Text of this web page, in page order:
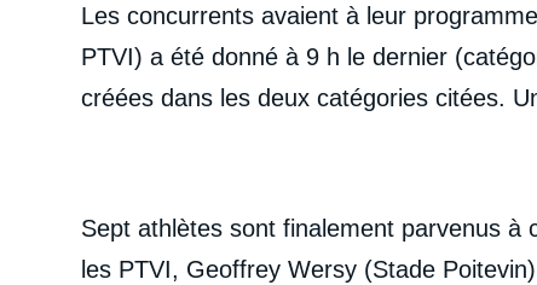
Les concurrents avaient à leur
PTVI) a été donné à 9 h le dernier
créées dans les deux catégories citées.
Sept athlètes sont finalement parvenus à
les PTVI, Geoffrey Wersy (Stade